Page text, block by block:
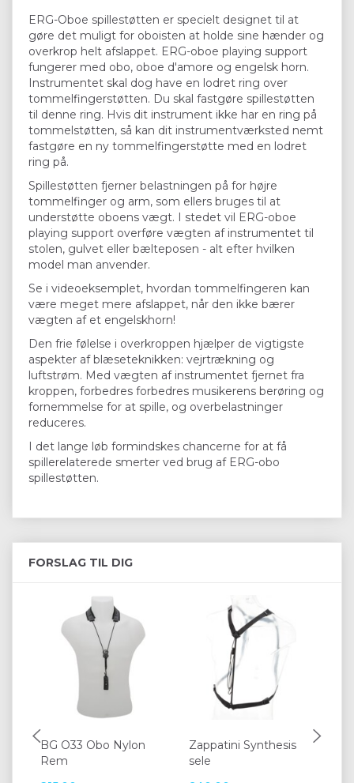
ERG-Oboe spillestøtten er specielt designet til at
gøre det muligt for oboisten at holde sine hænder og
overkrop helt afslappet. ERG-oboe playing support
fungerer med obo, oboe d'amore og engelsk horn.
Instrumentet skal dog have en lodret ring over
tommelfingerstøtten. Du skal fastgøre spillestøtten
til denne ring. Hvis dit instrument ikke har en ring på
tommelstøtten, så kan dit instrumentværksted nemt
fastgøre en ny tommelfingerstøtte med en lodret
ring på.
Spillestøtten fjerner belastningen på for højre
tommelfinger og arm, som ellers bruges til at
understøtte oboens vægt. I stedet vil ERG-oboe
playing support overføre vægten af ​​instrumentet til
stolen, gulvet eller bælteposen - alt efter hvilken
model man anvender.
Se i videoeksemplet, hvordan tommelfingeren kan
være meget mere afslappet, når den ikke bærer
vægten af ​​et engelskhorn!
Den frie følelse i overkroppen hjælper de vigtigste
aspekter af blæseteknikken: vejrtrækning og
luftstrøm. Med vægten af ​​instrumentet fjernet fra
kroppen, forbedres forbedres musikerens berøring og
fornemmelse for at spille, og overbelastninger
reduceres.
I det lange løb formindskes chancerne for at få
spillerelaterede smerter ved brug af ERG-obo
spillestøtten.
FORSLAG TIL DIG
BG O33 Obo Nylon
Rem
Zappatini Synthesis
sele